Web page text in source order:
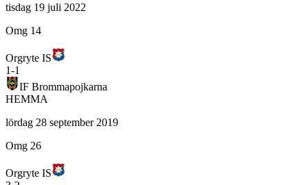
tisdag 19 juli 2022
Omg 14
Orgryte IS
1-1
IF Brommapojkarna
HEMMA
lördag 28 september 2019
Omg 26
Orgryte IS